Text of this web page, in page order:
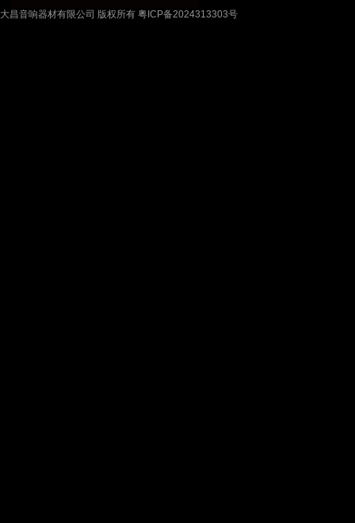
大昌音响器材有限公司 版权所有 粤ICP备2024313303号